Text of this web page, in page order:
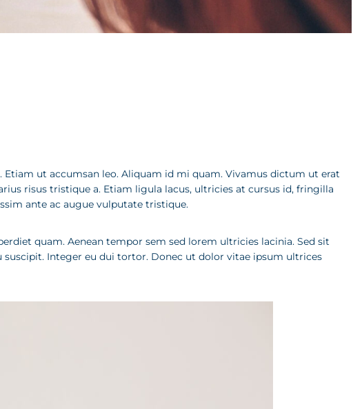
ut accumsan leo. Aliquam id mi quam. Vivamus dictum ut erat
risus tristique a. Etiam ligula lacus, ultricies at cursus id, fringilla
ante ac augue vulputate tristique.
quam. Aenean tempor sem sed lorem ultricies lacinia. Sed sit
Integer eu dui tortor. Donec ut dolor vitae ipsum ultrices